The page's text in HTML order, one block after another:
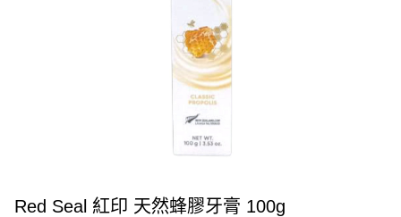
Red Seal 紅印 天然蜂膠牙膏 100g